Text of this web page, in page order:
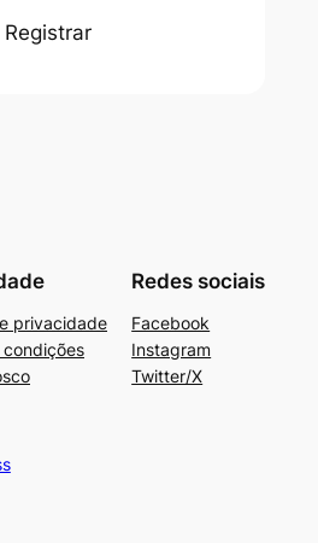
Registrar
privacidade
condições
Redes sociais
Facebook
Instagram
Twitter/X